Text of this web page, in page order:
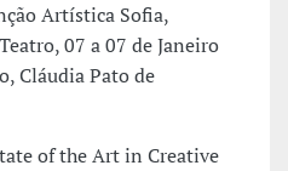
Artística Sofia,
07 a 07 de Janeiro
Cláudia Pato de
of the Art in Creative